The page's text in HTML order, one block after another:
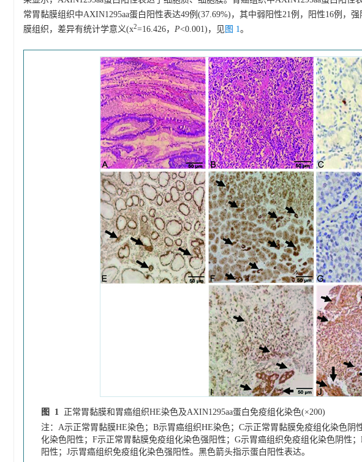
常胃黏膜组织中AXIN1295aa蛋白阳性表达49例(37.69%)，其中弱阳性21例，阳性16例，
膜组织，差异有统计学意义(x2=16.426， P<0.001)，见图 1。
图 1
正常胃黏膜和胃癌组织HE染色及AXIN1295aa蛋白免疫组化染色(×200)
注：A示正常胃黏膜HE染色；B示胃癌组织HE染色；C示正常胃黏膜免疫组化染色
化染色阳性；F示正常胃黏膜免疫组化染色强阳性；G示胃癌组织免疫组化染色阴性
阳性；J示胃癌组织免疫组化染色强阳性。黑色箭头指示蛋白阳性表达。